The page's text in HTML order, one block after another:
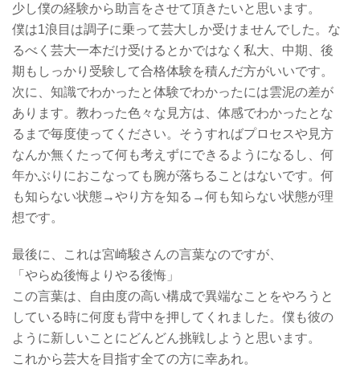
少し僕の経験から助言をさせて頂きたいと思います。
僕は1浪目は調子に乗って芸大しか受けませんでした。な
るべく芸大一本だけ受けるとかではなく私大、中期、後
期もしっかり受験して合格体験を積んだ方がいいです。
次に、知識でわかったと体験でわかったには雲泥の差が
あります。教わった色々な見方は、体感でわかったとな
るまで毎度使ってください。そうすればプロセスや見方
なんか無くたって何も考えずにできるようになるし、何
年かぶりにおこなっても腕が落ちることはないです。何
も知らない状態→やり方を知る→何も知らない状態が理
想です。
最後に、これは宮崎駿さんの言葉なのですが、
「やらぬ後悔よりやる後悔」
この言葉は、自由度の高い構成で異端なことをやろうと
している時に何度も背中を押してくれました。僕も彼の
ように新しいことにどんどん挑戦しようと思います。
これから芸大を目指す全ての方に幸あれ。